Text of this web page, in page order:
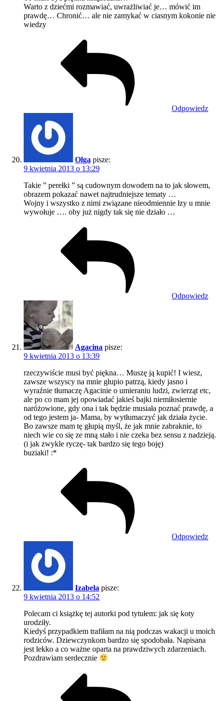
Warto z dziećmi rozmawiać, uwrażliwiać je… mówić im
prawdę… Chronić… ale nie zamykać w ciasnym kokonie nie
wiedzy
Odpowiedz
Olga pisze:
9 kwietnia 2013 o 13:29
Takie ” perełki ” są cudownym dowodem na to jak słowem,
obrazem pokazać nawet najtrudniejsze tematy …
Wojny i wszystko z nimi związane nieodmiennie łzy u mnie
wywołuje …. oby już nigdy tak się nie działo …
Odpowiedz
Agacina pisze:
9 kwietnia 2013 o 13:39
rzeczywiście musi być piękna… Muszę ją kupić! I wiesz,
zawsze wszyscy na mnie głupio patrzą, kiedy jasno i
wyraźnie tłumaczę Agacinie o umieraniu ludzi, zwierząt etc,
ale po co mam jej opowiadać jakieś bajki niemiłosiernie
naróżowione, gdy ona i tak będzie musiała poznać prawdę, a
od tego jestem ja- Mama, by wytłumaczyć jak działa życie.
Bo zawsze mam tę głupią myśl, że jak mnie zabraknie, to
niech wie co się ze mną stało i nie czeka bez sensu z nadzieją.
(i jak zwykle ryczę- tak bardzo się tego boję)
buziaki! :*
Odpowiedz
Izabela pisze:
9 kwietnia 2013 o 14:52
Polecam ci książkę tej autorki pod tytułem: jak się koty
urodziły.
Kiedyś przypadkiem trafiłam na nią podczas wakacji u moich
rodziców. Dziewczynkom bardzo się spodobała. Napisana
jest lekko a co ważne oparta na prawdziwych zdarzeniach.
Pozdrawiam serdecznie